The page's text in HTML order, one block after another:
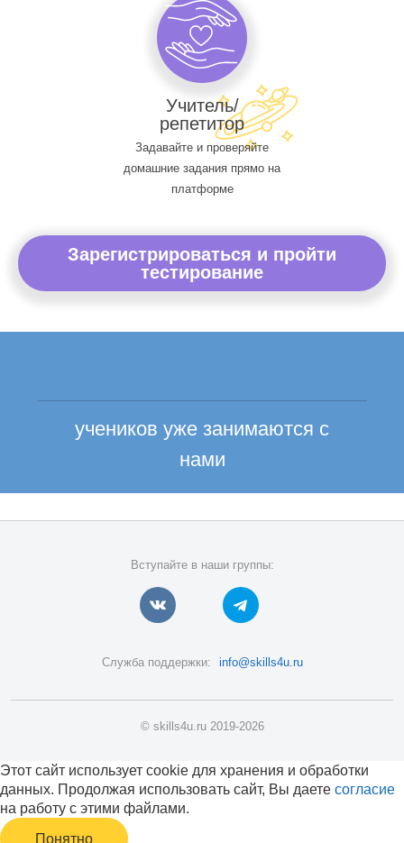
Учитель/
репетитор
Задавайте и проверяйте
домашние задания прямо на
платформе
Зарегистрироваться и пройти
тестирование
учеников уже занимаются с
нами
Вступайте в наши группы:
Служба поддержки: info@skills4u.ru
© skills4u.ru 2019-2026
Этот сайт использует cookie для хранения и обработки
данных. Продолжая использовать сайт, Вы даете согласие
на работу с этими файлами.
Понятно